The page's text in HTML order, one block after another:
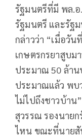
รัฐมนตรีที่มี พล.
รัฐมนตรี และรัฐ
กล่าวว่า “เมื่อวั
เกษตรกรยาสูบม
ประมาณ 50 ล้า
ประมาณแล้ว พบ
ไม่ไปถึงชาวบ้าน
สุวรรณ รองนาย
ไหน ขณะที่นายสั